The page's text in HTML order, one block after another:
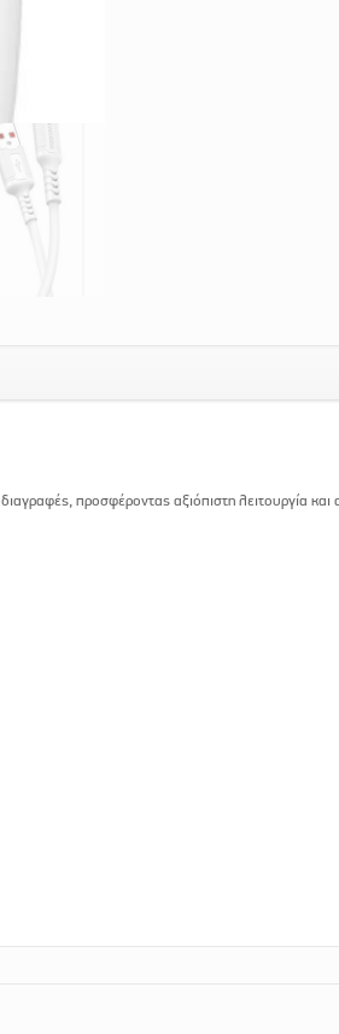
προσφέροντας αξιόπιστη λειτουργία και